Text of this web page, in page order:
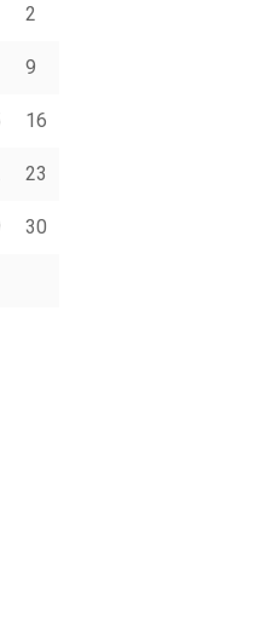
2
9
16
23
30